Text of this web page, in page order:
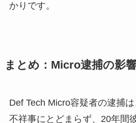
かりです。
まとめ：Micro逮捕の影
Def Tech Micro容疑者の逮捕
不祥事にとどまらず、20年間